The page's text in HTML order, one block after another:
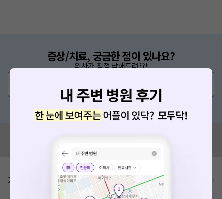
증상/치료, 궁금한 점이 있나요?
의사가 직접 답해드려요!
혹은, 의료상담 서비스에 다양한 게시글 보러가기
가격표 비급여/급여 진료란?